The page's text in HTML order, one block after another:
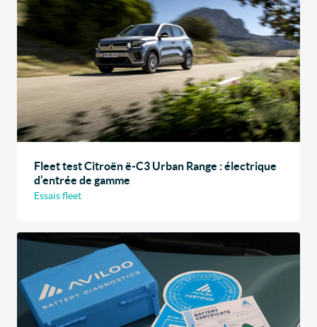
Fleet test Citroën ë-C3 Urban Range : électrique
d’entrée de gamme
Essais fleet